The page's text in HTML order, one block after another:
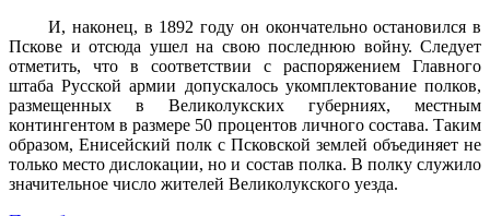
И, наконец, в 1892 году он окончательно остановился в
Пскове и отсюда ушел на свою последнюю войну. Следует
отметить, что в соответствии с распоряжением Главного
штаба Русской армии допускалось укомплектование полков,
размещенных в Великолукских губерниях, местным
контингентом в размере 50 процентов личного состава. Таким
образом, Енисейский полк с Псковской землей объединяет не
только место дислокации, но и состав полка. В полку служило
значительное число жителей Великолукского уезда.